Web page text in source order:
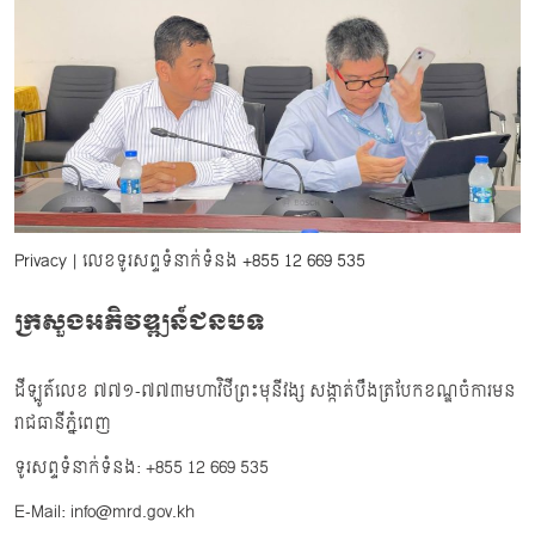
Privacy | លេខទូរសព្ទទំនាក់ទំនង +855 12 669 535
ក្រសួងអភិវឌ្ឍន៍ជនបទ
ដីឡូត៍លេខ ៧៧១-៧៧៣មហាវិថីព្រះមុនីវង្ស សង្កាត់បឹងត្របែកខណ្ឌចំការមន
រាជធានីភ្នំពេញ
ទូរសព្ទទំនាក់ទំនង: +855 12 669 535
E-Mail: info@mrd.gov.kh